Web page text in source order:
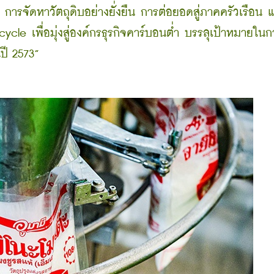
ารจัดหาวัตถุดิบอย่างยั่งยืน การต่อยอดสู่ภาคครัวเรือน
เพื่อมุ่งสู่องค์กรธุรกิจคาร์บอนต่ำ บรรลุเป้าหมายในก
2573”